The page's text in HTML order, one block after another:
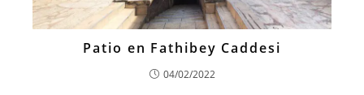
Patio en Fathibey Caddesi
04/02/2022